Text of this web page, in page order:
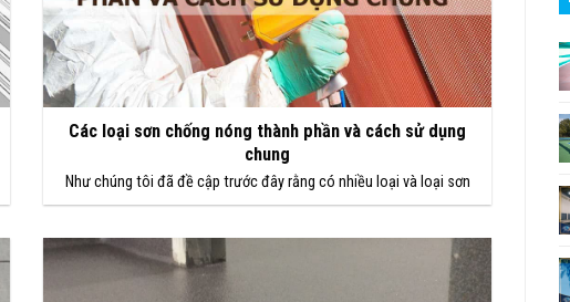
Các loại sơn chống nóng thành phần và cách sử dụng
chung
Như chúng tôi đã đề cập trước đây rằng có nhiều loại và loại sơn